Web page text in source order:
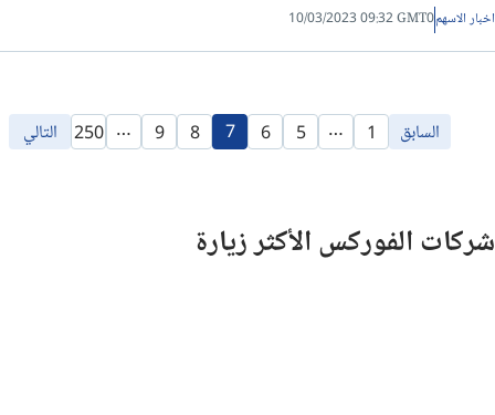
اخبار الاسهم10/03/2023 09:32 GMT0
السابق 1
…
5
6
7
8
9
…
250 التالي
شركات الفوركس الأكثر زيارة